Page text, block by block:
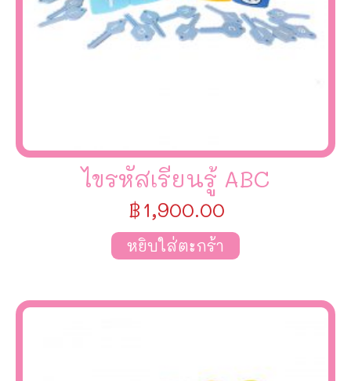
ไขรหัสเรียนรู้ ABC
฿1,900.00
หยิบใส่ตะกร้า